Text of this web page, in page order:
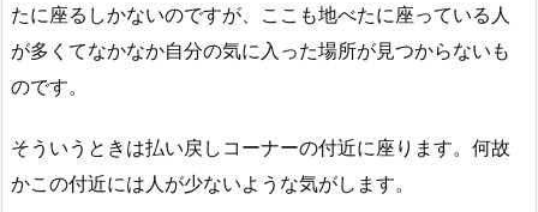
たに座るしかないのですが、ここも地べたに座っている人
が多くてなかなか自分の気に入った場所が見つからないも
のです。
そういうときは払い戻しコーナーの付近に座ります。何故
かこの付近には人が少ないような気がします。